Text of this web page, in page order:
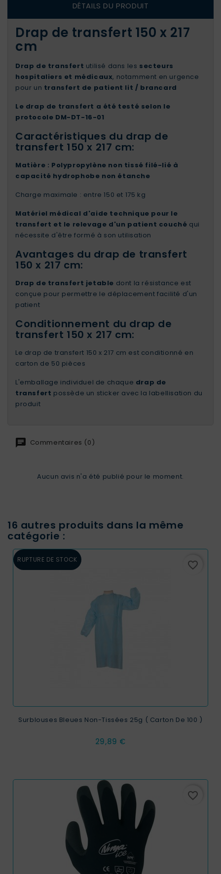
DÉTAILS DU PRODUIT
Drap de transfert 150 x 217
cm
Drap de transfert utilisé dans les secteurs
hospitaliers et médicaux, notamment en urgence
pour un transfert de patient lit / brancard
Le drap de transfert a été testé selon le
protocole DM-DT-16-01
Caractéristiques du drap de
transfert 150 x 217 cm:
Matière : Polypropylène non tissé filé-lié à
capacité hydrophobe non étanche
Charge maximale : entre 150 et 175 kg
Matériel médical d'aide technique pour le
transfert et le relevage d'un patient couché qui
nécessite d'être formé à son utilisation
Avantages du drap de transfert
150 x 217 cm:
Drap de transfert jetable dont la résistance est
conçue pour permettre le déplacement facilité d'un
patient
Conditionnement du drap de
transfert 150 x 217 cm:
Le drap de transfert 150 x 217 cm est conditionné en
carton de 50 pièces
L'emballage individuel de chaque drap de
transfert possède un sticker avec la labellisation du
produit
Commentaires (0)
Aucun avis n'a été publié pour le moment.
16 autres produits dans la même
catégorie :
RUPTURE DE STOCK favorite_border
Surblouses Bleues Non-Tissées 25g ( Carton De 100 )
Prix
29,89 €
favorite_border